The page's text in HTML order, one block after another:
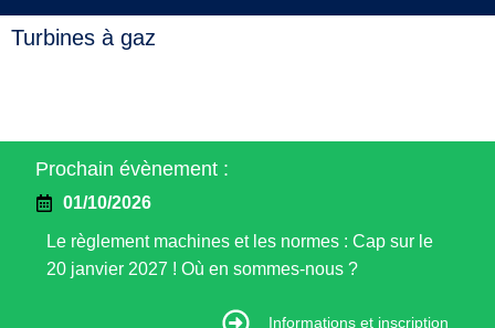
Turbines à gaz
Prochain évènement :
01/10/2026
Le règlement machines et les normes : Cap sur le
20 janvier 2027 ! Où en sommes-nous ?
Informations et inscription